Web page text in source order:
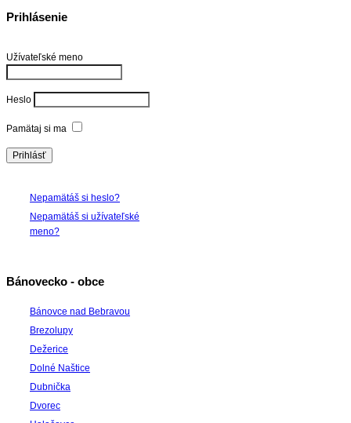
Prihlásenie
Užívateľské meno
Heslo
Pamätaj si ma
Nepamätáš si heslo?
Nepamätáš si užívateľské
meno?
Bánovecko - obce
Bánovce nad Bebravou
Brezolupy
Dežerice
Dolné Naštice
Dubnička
Dvorec